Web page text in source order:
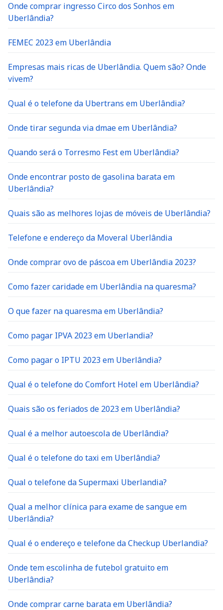
Onde comprar ingresso Circo dos Sonhos em
Uberlândia?
FEMEC 2023 em Uberlândia
Empresas mais ricas de Uberlândia. Quem são? Onde
vivem?
Qual é o telefone da Ubertrans em Uberlândia?
Onde tirar segunda via dmae em Uberlândia?
Quando será o Torresmo Fest em Uberlândia?
Onde encontrar posto de gasolina barata em
Uberlândia?
Quais são as melhores lojas de móveis de Uberlândia?
Telefone e endereço da Moveral Uberlândia
Onde comprar ovo de páscoa em Uberlândia 2023?
Como fazer caridade em Uberlândia na quaresma?
O que fazer na quaresma em Uberlândia?
Como pagar IPVA 2023 em Uberlandia?
Como pagar o IPTU 2023 em Uberlândia?
Qual é o telefone do Comfort Hotel em Uberlândia?
Quais são os feriados de 2023 em Uberlândia?
Qual é a melhor autoescola de Uberlândia?
Qual é o telefone do taxi em Uberlândia?
Qual o telefone da Supermaxi Uberlandia?
Qual a melhor clínica para exame de sangue em
Uberlândia?
Qual é o endereço e telefone da Checkup Uberlandia?
Onde tem escolinha de futebol gratuito em
Uberlândia?
Onde comprar carne barata em Uberlândia?